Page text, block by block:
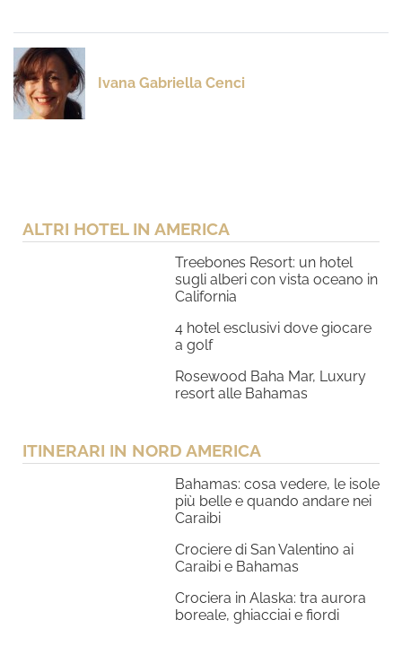
Ivana Gabriella Cenci
ALTRI HOTEL IN AMERICA
Treebones Resort: un hotel
sugli alberi con vista oceano in
California
4 hotel esclusivi dove giocare
a golf
Rosewood Baha Mar, Luxury
resort alle Bahamas
ITINERARI IN NORD AMERICA
Bahamas: cosa vedere, le isole
più belle e quando andare nei
Caraibi
Crociere di San Valentino ai
Caraibi e Bahamas
Crociera in Alaska: tra aurora
boreale, ghiacciai e fiordi